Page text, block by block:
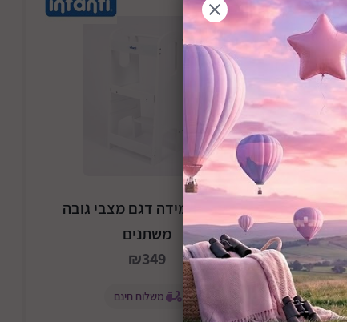
מגדל למידה דגם מצבי גובה
משתנים
₪349
משלוח חינם